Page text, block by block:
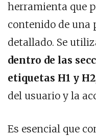
herramienta que
contenido de una
detallado. Se
dentro de las
etiquetas H1 y H2
del usuario y la
Es esencial que